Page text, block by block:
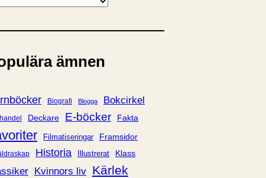
ämnen
Biografi Blogga Bokcirkel
Deckare E-böcker Fakta
Filmatiseringar Framsidor
Historia Illustrerat Klass
Kvinnors liv Kärlek